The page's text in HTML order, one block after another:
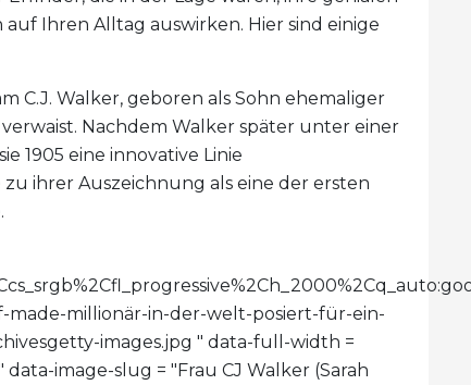
Ihren Alltag auswirken. Hier sind einige
C.J. Walker, geboren als Sohn ehemaliger
Nachdem Walker später unter einer
1905 eine innovative Linie
ihrer Auszeichnung als eine der ersten
millionär-in-der-welt-posiert-für-ein-
images.jpg " data-full-width =
image-slug = "Frau CJ Walker (Sarah